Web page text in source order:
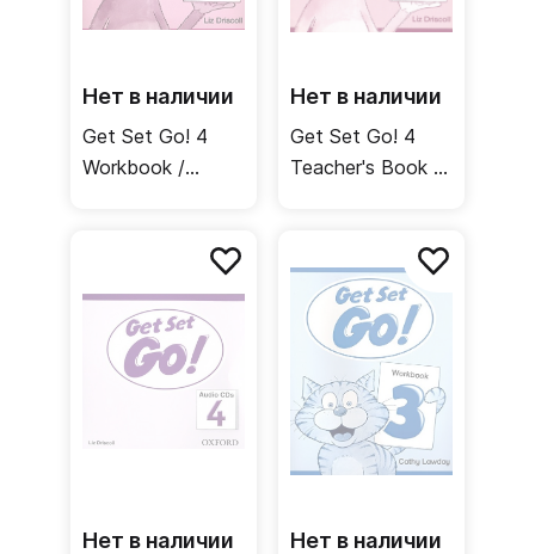
Нет в наличии
Get Set Go! 4
Workbook /
Нет в наличии
Get Set Go! 4
Teacher's Book /
Нет в наличии Нет в наличии